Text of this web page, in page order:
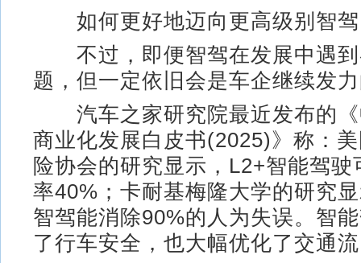
如何更好地迈向更高级别智
不过，即便智驾在发展中遇到
题，但一定依旧会是车企继续发
汽车之家研究院最近发布的《
商业化发展白皮书(2025)》称：
险协会的研究显示，L2+智能驾驶
率40%；卡耐基梅隆大学的研究
智驾能消除90%的人为失误。智
了行车安全，也大幅优化了交通